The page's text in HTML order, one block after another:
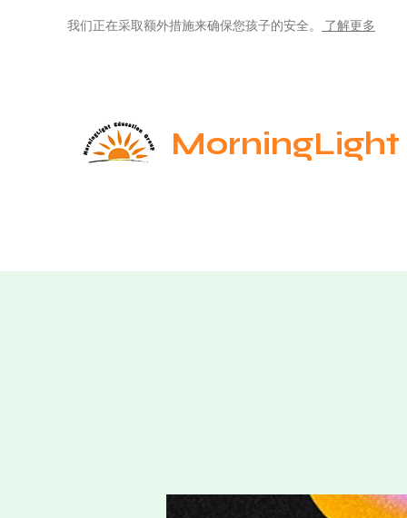
我们正在采取额外措施来确保您孩子的安全。 了解更多
MorningLight